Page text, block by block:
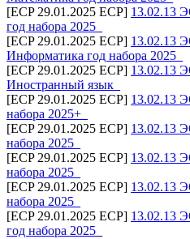
[ECP 29.01.2025 ECP] 13.02.13
год набора 2025_
[ECP 29.01.2025 ECP] 13.02.13
Информатика год набора 2025_
[ECP 29.01.2025 ECP] 13.02.13
Иностранный язык_
[ECP 29.01.2025 ECP] 13.02.13
набора 2025+_
[ECP 29.01.2025 ECP] 13.02.13
набора 2025_
[ECP 29.01.2025 ECP] 13.02.13
набора 2025_
[ECP 29.01.2025 ECP] 13.02.13
набора 2025_
[ECP 29.01.2025 ECP] 13.02.13
год набора 2025_